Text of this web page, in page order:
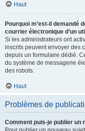
Haut
Pourquoi m’est-il demandé
courrier électronique d’un
Si les administrateurs ont
inscrits peuvent envoyer des
depuis un formulaire dédié.
du système de messagerie
des robots.
Haut
Problèmes de
Comment puis-je publier un